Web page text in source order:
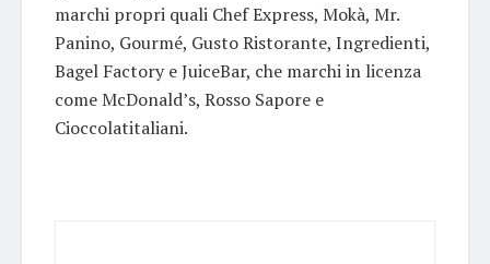
marchi propri quali Chef Express, Mokà, Mr.
Panino, Gourmé, Gusto Ristorante, Ingredienti,
Bagel Factory e JuiceBar, che marchi in licenza
come McDonald’s, Rosso Sapore e
Cioccolatitaliani.